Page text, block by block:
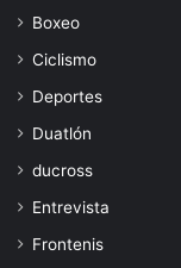
Boxeo
Ciclismo
Deportes
Duatlón
ducross
Entrevista
Frontenis